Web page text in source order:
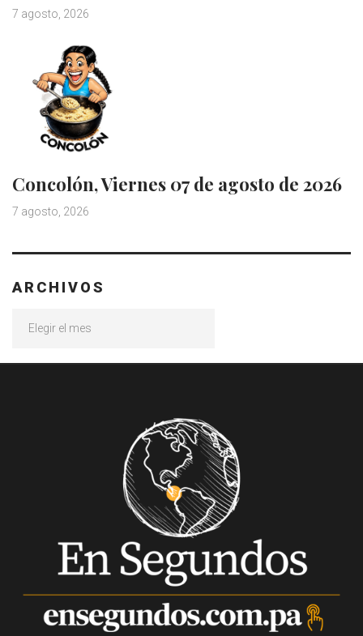
7 agosto, 2026
Concolón, Viernes 07 de agosto de 2026
7 agosto, 2026
ARCHIVOS